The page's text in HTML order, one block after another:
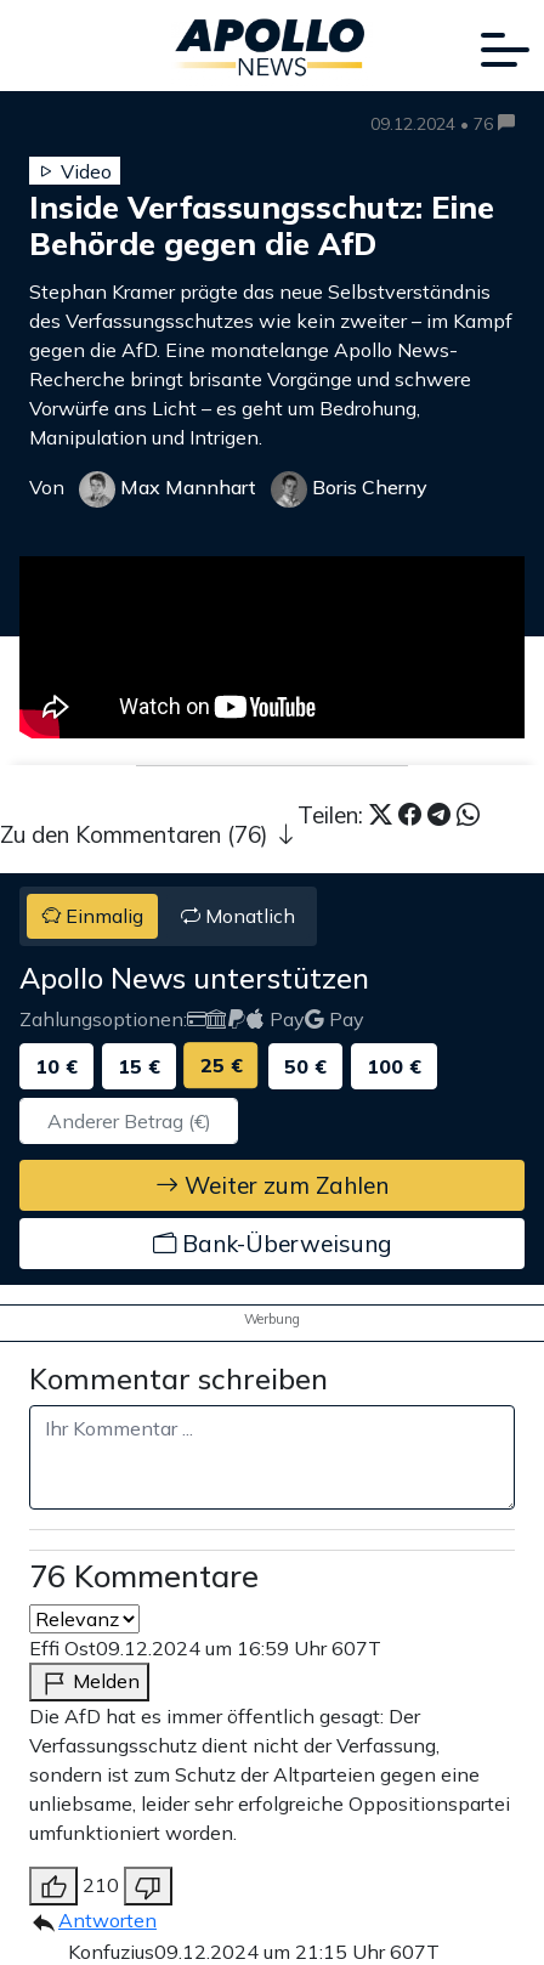
09.12.2024 • 76
Video
Inside Verfassungsschutz: Eine
Behörde gegen die AfD
Stephan Kramer prägte das neue Selbstverständnis
des Verfassungsschutzes wie kein zweiter – im Kampf
gegen die AfD. Eine monatelange Apollo News-
Recherche bringt brisante Vorgänge und schwere
Vorwürfe ans Licht – es geht um Bedrohung,
Manipulation und Intrigen.
Von Max Mannhart Boris Cherny
Teilen:
Zu den Kommentaren (76)
Einmalig Monatlich
Apollo News unterstützen
Zahlungsoptionen: Pay
Pay
10 €
15 € 25 € 50 € 100 €
Weiter zum Zahlen
Bank-Überweisung
Werbung
Kommentar schreiben
76 Kommentare
Effi Ost09.12.2024 um 16:59 Uhr607T
Melden
Die AfD hat es immer öffentlich gesagt: Der
Verfassungsschutz dient nicht der Verfassung,
sondern ist zum Schutz der Altparteien gegen eine
unliebsame, leider sehr erfolgreiche Oppositionspartei
umfunktioniert worden.
210
Antworten
Konfuzius09.12.2024 um 21:15 Uhr607T